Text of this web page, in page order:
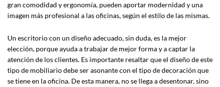
gran comodidad y ergonomía, pueden aportar modernidad y una
imagen más profesional a las oficinas, según el estilo de las mismas.
Un escritorio con un diseño adecuado, sin duda, es la mejor
elección, porque ayuda a trabajar de mejor forma y a captar la
atención de los clientes. Es importante resaltar que el diseño de este
tipo de mobiliario debe ser asonante con el tipo de decoración que
se tiene en la oficina. De esta manera, no se llega a desentonar, sino